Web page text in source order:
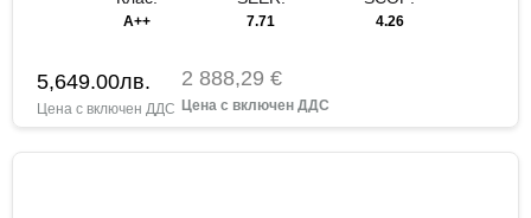
A++ 7.71 4.26
5,649.00лв. 2 888,29 €